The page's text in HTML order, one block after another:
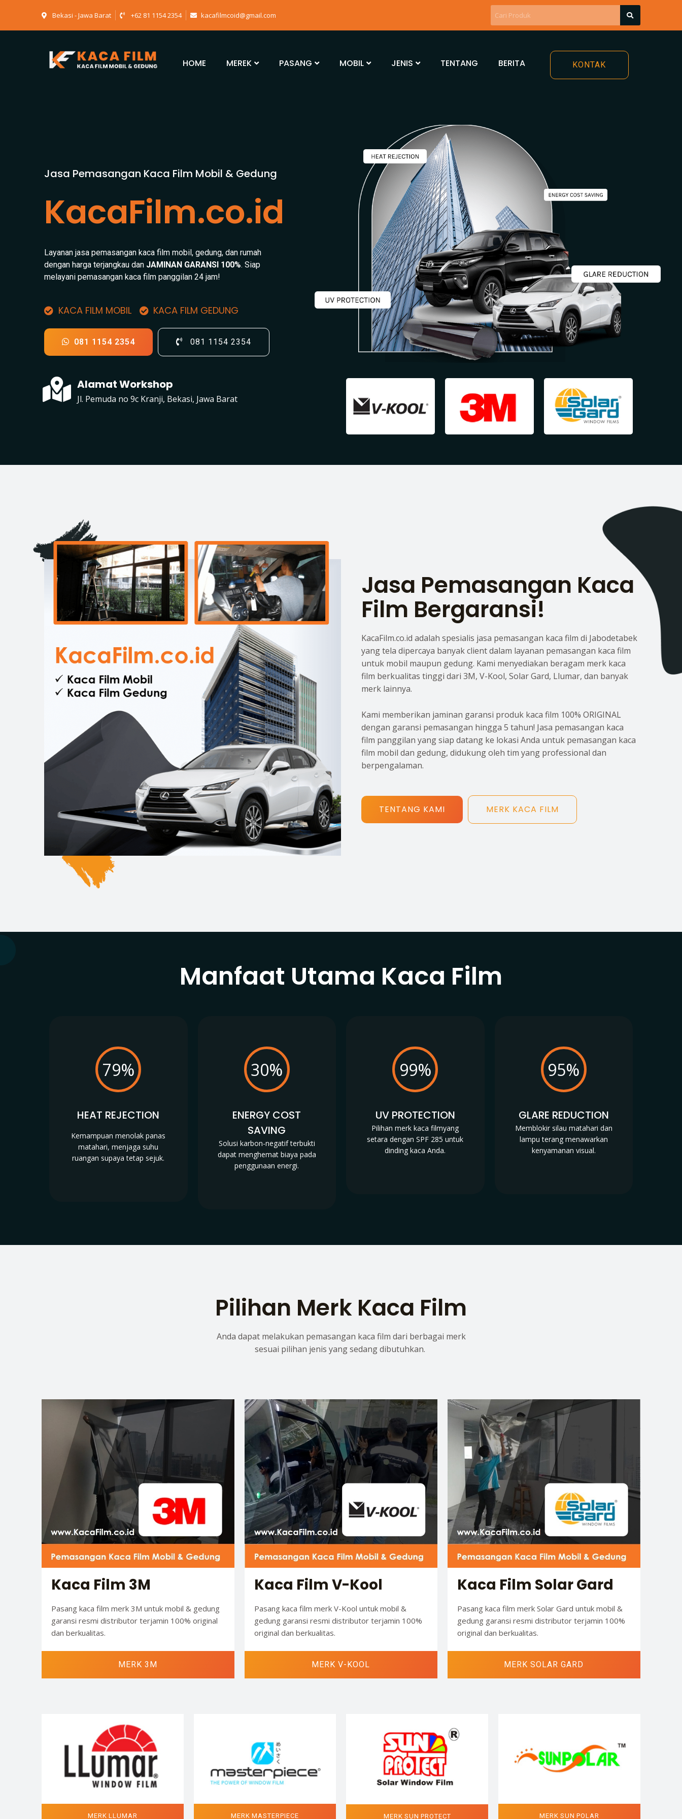
Bekasi - Jawa Barat +62 81 1154 2354 kacafilmcoid@gmail.com
HOME MEREK PASANG MOBIL JENIS TENTANG BERITA KONTAK
Jasa Pemasangan Kaca Film Mobil & Gedung
KacaFilm.co.id
Layanan jasa pemasangan kaca film mobil, gedung, dan rumah
dengan harga terjangkau dan JAMINAN GARANSI 100%. Siap
melayani pemasangan kaca film panggilan 24 jam!
KACA FILM MOBIL KACA FILM GEDUNG
081 1154 2354 081 1154 2354
Alamat Workshop
Jl. Pemuda no 9c Kranji, Bekasi, Jawa Barat
Jasa Pemasangan Kaca
Film Bergaransi!
KacaFilm.co.id adalah spesialis jasa pemasangan kaca film di Jabodetabek
yang tela dipercaya banyak client dalam layanan pemasangan kaca film
untuk mobil maupun gedung. Kami menyediakan beragam merk kaca
film berkualitas tinggi dari 3M, V-Kool, Solar Gard, Llumar, dan banyak
merk lainnya.
Kami memberikan jaminan garansi produk kaca film 100% ORIGINAL
dengan garansi pemasangan hingga 5 tahun! Jasa pemasangan kaca
film panggilan yang siap datang ke lokasi Anda untuk pemasangan kaca
film mobil dan gedung, didukung oleh tim yang professional dan
berpengalaman.
TENTANG KAMI MERK KACA FILM
Manfaat Utama Kaca Film
79%
HEAT REJECTION
Kemampuan menolak panas
matahari, menjaga suhu
ruangan supaya tetap sejuk.
30%
ENERGY COST
SAVING
Solusi karbon-negatif terbukti
dapat menghemat biaya pada
penggunaan energi.
99%
UV PROTECTION
Pilihan merk kaca filmyang
setara dengan SPF 285 untuk
dinding kaca Anda.
95%
GLARE REDUCTION
Memblokir silau matahari dan
lampu terang menawarkan
kenyamanan visual.
Pilihan Merk Kaca Film
Anda dapat melakukan pemasangan kaca film dari berbagai merk
sesuai pilihan jenis yang sedang dibutuhkan.
Kaca Film 3M
Pasang kaca film merk 3M untuk mobil & gedung
garansi resmi distributor terjamin 100% original
dan berkualitas.
MERK 3M
Kaca Film V-Kool
Pasang kaca film merk V-Kool untuk mobil &
gedung garansi resmi distributor terjamin 100%
original dan berkualitas.
MERK V-KOOL
Kaca Film Solar Gard
Pasang kaca film merk Solar Gard untuk mobil &
gedung garansi resmi distributor terjamin 100%
original dan berkualitas.
MERK SOLAR GARD
MERK LLUMAR MERK MASTERPIECE MERK SUN PROTECT MERK SUN POLAR